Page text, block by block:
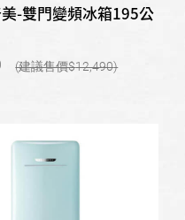
-雙門變頻冰箱195公
12,490